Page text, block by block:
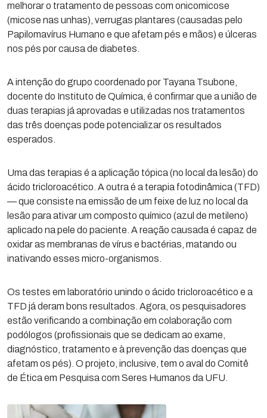
melhorar o tratamento de pessoas com onicomicose
(micose nas unhas), verrugas plantares (causadas pelo
Papilomavírus Humano e que afetam pés e mãos) e úlceras
nos pés por causa de diabetes.
A intenção do grupo coordenado por Tayana Tsubone,
docente do Instituto de Química, é confirmar que a união de
duas terapias já aprovadas e utilizadas nos tratamentos
das três doenças pode potencializar os resultados
esperados.
Uma das terapias é a aplicação tópica (no local da lesão) do
ácido tricloroacético. A outra é a terapia fotodinâmica (TFD)
— que consiste na emissão de um feixe de luz no local da
lesão para ativar um composto químico (azul de metileno)
aplicado na pele do paciente. A reação causada é capaz de
oxidar as membranas de vírus e bactérias, matando ou
inativando esses micro-organismos.
Os testes em laboratório unindo o ácido tricloroacético e a
TFD já deram bons resultados. Agora, os pesquisadores
estão verificando a combinação em colaboração com
podólogos (profissionais que se dedicam ao exame,
diagnóstico, tratamento e à prevenção das doenças que
afetam os pés). O projeto, inclusive, tem o aval do Comitê
de Ética em Pesquisa com Seres Humanos da UFU.